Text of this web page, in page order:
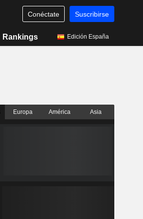
Conéctate Suscribirse
Rankings Edición España
Europa América Asia